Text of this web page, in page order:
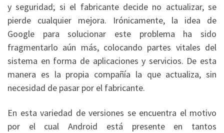
y seguridad; si el fabricante decide no actualizar, se
pierde cualquier mejora. Irónicamente, la idea de
Google para solucionar este problema ha sido
fragmentarlo aún más, colocando partes vitales del
sistema en forma de aplicaciones y servicios. De esta
manera es la propia compañía la que actualiza, sin
necesidad de pasar por el fabricante.
En esta variedad de versiones se encuentra el motivo
por el cual Android está presente en tantos